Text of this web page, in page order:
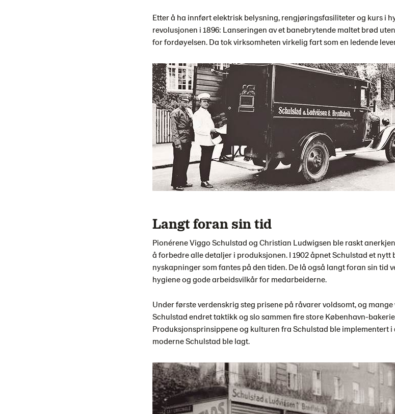
Etter å ha innført elektrisk belysning, rengjøringsfasiliteter og kurs i
revolusjonen i 1896: Lanseringen av et banebrytende maltet brød
for fordøyelsen. Da tok virksomheten virkelig fart som en ledende
Langt foran sin tid
Pionérene Viggo Schulstad og Christian Ludwigsen ble raskt
å forbedre alle detaljer i produksjonen. I 1902 åpnet Schulstad et
nyskapninger som fantes på den tiden. De lå også langt foran sin tid
hygiene og gode arbeidsvilkår for medarbeiderne.
Under første verdenskrig steg prisene på råvarer voldsomt, og
Schulstad endret taktikk og slo sammen fire store København-
Produksjonsprinsippene og kulturen fra Schulstad ble implementert
moderne Schulstad ble lagt.